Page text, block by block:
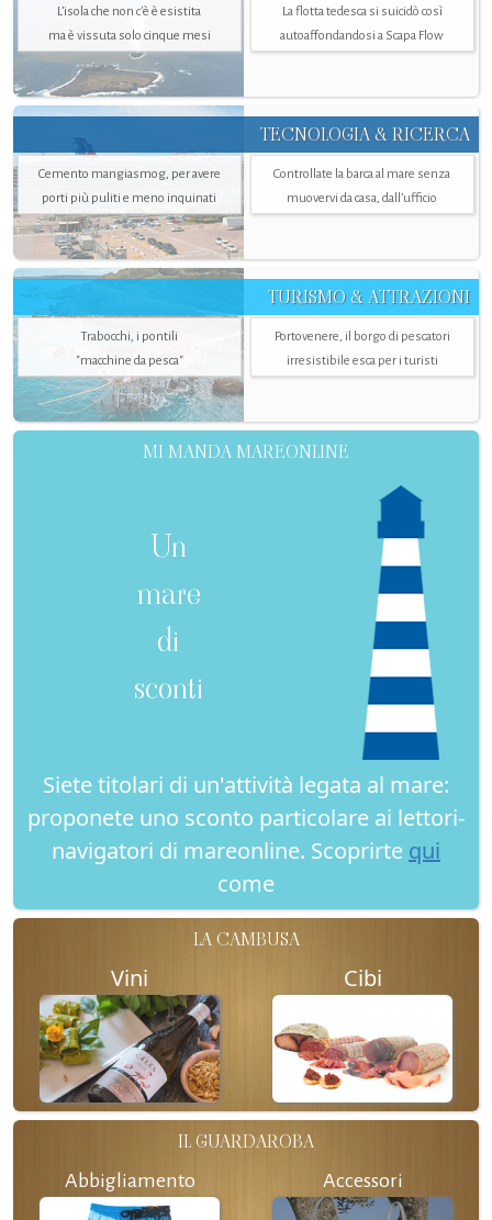
L’isola che non c'è è esistita
ma è vissuta solo cinque mesi
La flotta tedesca si suicidò così
autoaffondandosi a Scapa Flow
TECNOLOGIA & RICERCA
Cemento mangiasmog, per avere
porti più puliti e meno inquinati
Controllate la barca al mare senza
muovervi da casa, dall’ufficio
TURISMO & ATTRAZIONI
Trabocchi, i pontili
"macchine da pesca"
Portovenere, il borgo di pescatori
irresistibile esca per i turisti
MI MANDA MAREONLINE
Un
mare
di
sconti
Siete titolari di un'attività legata al mare:
proponete uno sconto particolare ai lettori-
navigatori di mareonline. Scoprirte qui
come
LA CAMBUSA
Vini Cibi
IL GUARDAROBA
Abbigliamento Accessori